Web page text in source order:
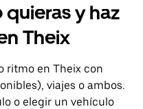
y haz
Theix
ritmo en Theix con
viajes o ambos.
o elegir un vehículo